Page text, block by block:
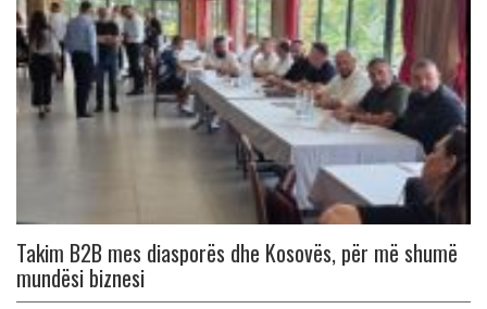
Takim B2B mes diasporës dhe Kosovës, për më shumë
mundësi biznesi